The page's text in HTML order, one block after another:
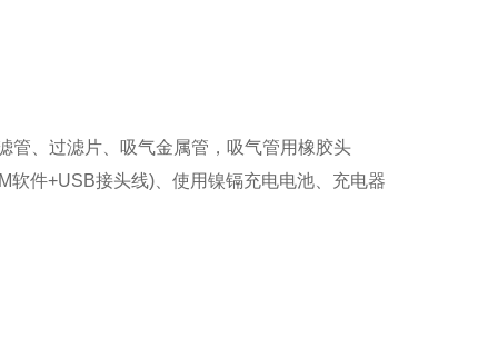
管、过滤片、吸气金属管，吸气管用橡胶头
软件+USB接头线)、使用镍镉充电电池、充电器